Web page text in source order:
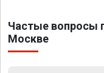
Частые вопросы
Москве